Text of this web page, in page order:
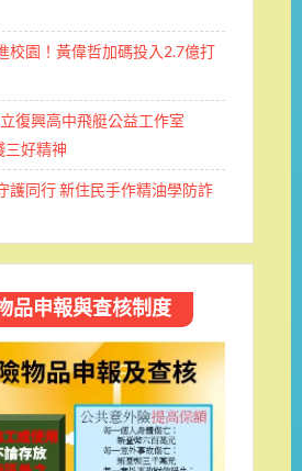
校園！黃偉哲加碼投入2.7億打
復興高中飛艇公益工作室
三好精神
護同行 新住民手作精油學防詐
品申報與查核制度